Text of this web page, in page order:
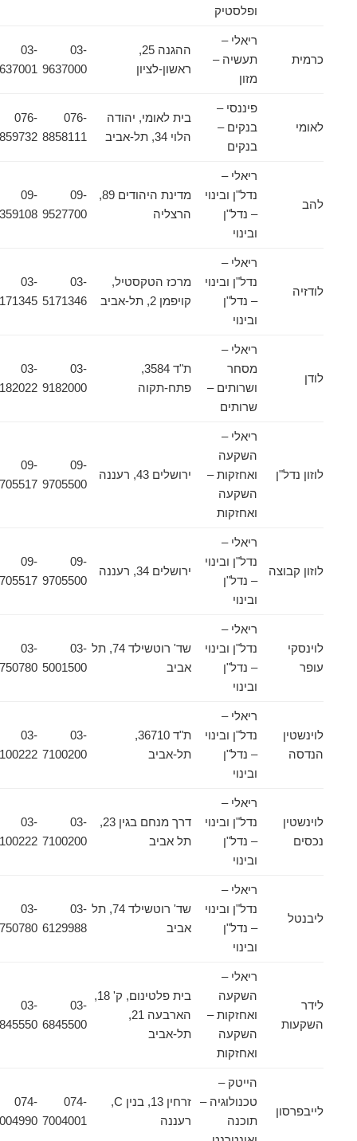
ופלסטיק
כרמית
ריאלי –
תעשיה –
ההגנה 25,
ראשון-לציון
9637000
9637001
לאומי
פיננסי –
בנקים –
בנקים
בית לאומי, יהודה
הלוי 34, תל-אביב
076-
8858111
076-
8859732
ריאלי –
נדל"ן ובינוי
– נדל"ן
ובינוי
מדינת היהודים 89,
הרצליה
09-
9527700
8359108
לודזיה
ריאלי –
נדל"ן ובינוי
– נדל"ן
ובינוי
מרכז הטקסטיל,
קויפמן 2, תל-אביב
5171346
5171345
ריאלי –
מסחר
ושרותים –
שרותים
ת"ד 3584,
פתח-תקוה
9182000
9182022
לוזון נדל"ן
ריאלי –
השקעה
ואחזקות –
השקעה
ואחזקות
ירושלים 43, רעננה
9705500
9705517
לוזון קבוצה
ריאלי –
נדל"ן ובינוי
– נדל"ן
ובינוי
ירושלים 34, רעננה
9705500
9705517
לוינסקי
עופר
ריאלי –
נדל"ן ובינוי
– נדל"ן
ובינוי
שד' רוטשילד 74, תל
אביב
03-
5001500
5750780
לוינשטין
הנדסה
ריאלי –
נדל"ן ובינוי
– נדל"ן
ובינוי
ת"ד 36710,
תל-אביב
7100200
7100222
לוינשטין
נכסים
ריאלי –
נדל"ן ובינוי
– נדל"ן
ובינוי
דרך מנחם בגין 23,
תל אביב
03-
7100200
7100222
ליבנטל
ריאלי –
נדל"ן ובינוי
– נדל"ן
ובינוי
שד' רוטשילד 74, תל
אביב
03-
6129988
5750780
לידר
השקעות
ריאלי –
השקעה
ואחזקות –
השקעה
ואחזקות
בית פלטינום, ק' 18,
הארבעה 21,
תל-אביב
03-
6845500
6845550
לייבפרסון
הייטק –
טכנולוגיה –
תוכנה
זרחין 13, בנין C,
רעננה
074-
7004001
074-
7004990